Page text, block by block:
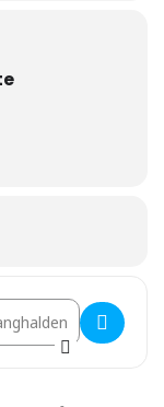
76. Internationale
Address - 76.